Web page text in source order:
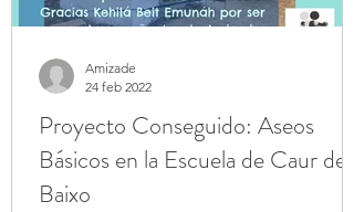
Proyecto Conseguido: Aseos
Básicos en la Escuela de Caur de
Baixo
Amizade
24 feb 2022